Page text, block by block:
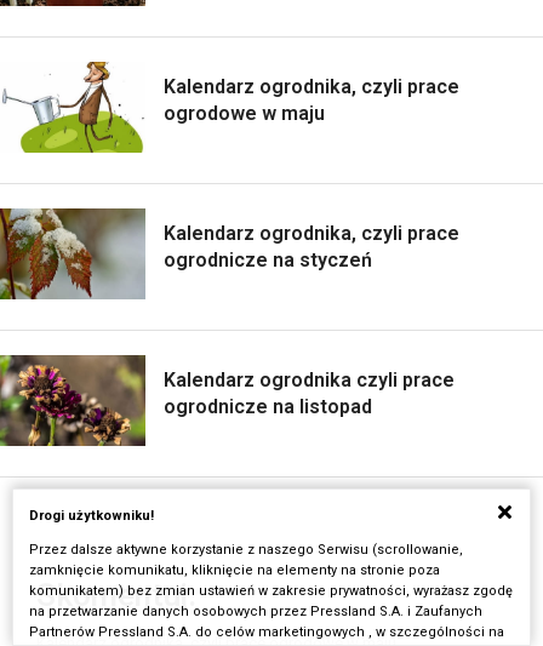
Kalendarz ogrodnika, czyli prace
ogrodowe w maju
Kalendarz ogrodnika, czyli prace
ogrodnicze na styczeń
Kalendarz ogrodnika czyli prace
ogrodnicze na listopad
Skomentuj:
Drogi użytkowniku!
Przez dalsze aktywne korzystanie z naszego Serwisu (scrollowanie,
zamknięcie komunikatu, kliknięcie na elementy na stronie poza
komunikatem) bez zmian ustawień w zakresie prywatności, wyrażasz zgodę
na przetwarzanie danych osobowych przez Pressland S.A. i Zaufanych
Partnerów Pressland S.A. do celów marketingowych , w szczególności na